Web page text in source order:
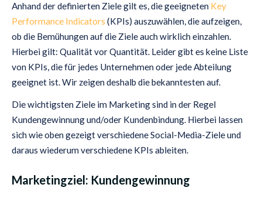
Anhand der definierten Ziele gilt es, die geeigneten Key
Performance Indicators (KPIs) auszuwählen, die aufzeigen,
ob die Bemühungen auf die Ziele auch wirklich einzahlen.
Hierbei gilt: Qualität vor Quantität. Leider gibt es keine Liste
von KPIs, die für jedes Unternehmen oder jede Abteilung
geeignet ist. Wir zeigen deshalb die bekanntesten auf.
Die wichtigsten Ziele im Marketing sind in der Regel
Kundengewinnung und/oder Kundenbindung. Hierbei lassen
sich wie oben gezeigt verschiedene Social-Media-Ziele und
daraus wiederum verschiedene KPIs ableiten.
Marketingziel: Kundengewinnung